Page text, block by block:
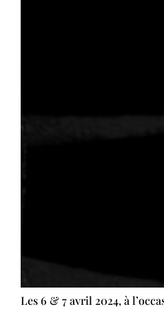
Les 6 & 7 avril 2024, à